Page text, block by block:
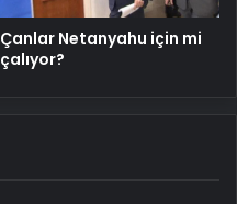
Çanlar Netanyahu için mi
çalıyor?